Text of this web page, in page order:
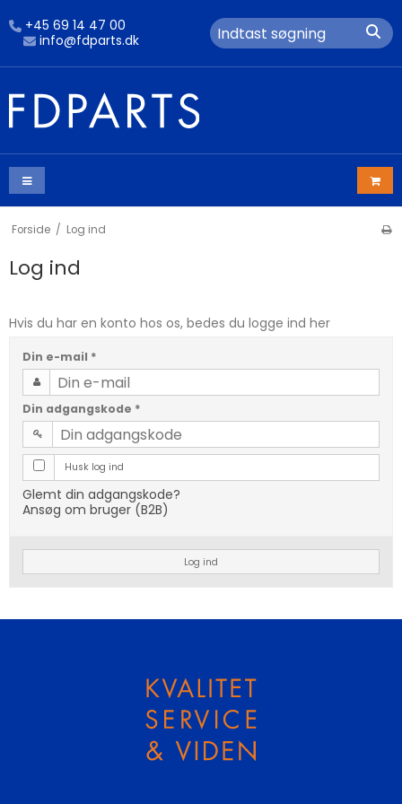
+45 69 14 47 00
info@fdparts.dk
Forside / Log ind
Log ind
Hvis du har en konto hos os, bedes du logge ind her
Din e-mail *
Din adgangskode *
Husk log ind
Glemt din adgangskode?
Ansøg om bruger (B2B)
Log ind